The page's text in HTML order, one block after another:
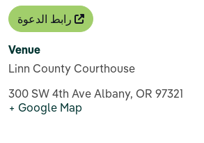
Venue
Linn County Courthouse
300 SW 4th Ave Albany, OR 97321
+ Google Map